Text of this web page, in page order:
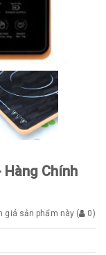
Hàng Chính
giá sản phẩm này ( 0)